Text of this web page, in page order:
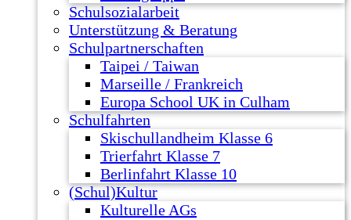
Schulsozialarbeit
Unterstützung & Beratung
Schulpartnerschaften
Taipei / Taiwan
Marseille / Frankreich
Europa School UK in Culham
Schulfahrten
Skischullandheim Klasse 6
Trierfahrt Klasse 7
Berlinfahrt Klasse 10
(Schul)Kultur
Kulturelle AGs